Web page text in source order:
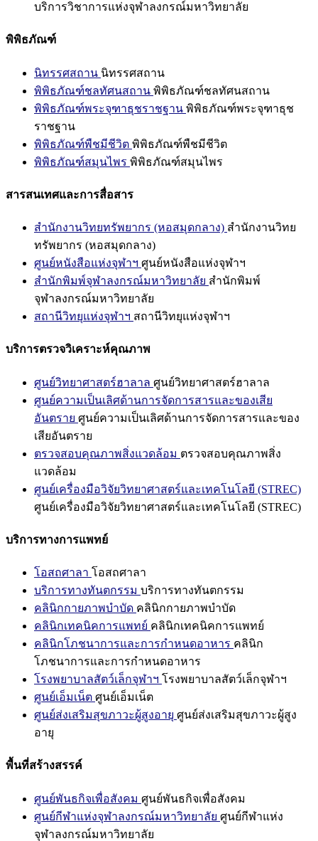
บริการวิชาการแห่งจุฬาลงกรณ์มหาวิทยาลัย
พิพิธภัณฑ์
นิทรรศสถาน นิทรรศสถาน
พิพิธภัณฑ์ชลทัศนสถาน พิพิธภัณฑ์ชลทัศนสถาน
พิพิธภัณฑ์พระจุฑาธุชราชฐาน พิพิธภัณฑ์พระจุฑาธุช
ราชฐาน
พิพิธภัณฑ์พืชมีชีวิต พิพิธภัณฑ์พืชมีชีวิต
พิพิธภัณฑ์สมุนไพร พิพิธภัณฑ์สมุนไพร
สารสนเทศและการสื่อสาร
สำนักงานวิทยทรัพยากร (หอสมุดกลาง) สำนักงานวิทย
ทรัพยากร (หอสมุดกลาง)
ศูนย์หนังสือแห่งจุฬาฯ ศูนย์หนังสือแห่งจุฬาฯ
สำนักพิมพ์จุฬาลงกรณ์มหาวิทยาลัย สำนักพิมพ์
จุฬาลงกรณ์มหาวิทยาลัย
สถานีวิทยุแห่งจุฬาฯ สถานีวิทยุแห่งจุฬาฯ
บริการตรวจวิเคราะห์คุณภาพ
ศูนย์วิทยาศาสตร์ฮาลาล ศูนย์วิทยาศาสตร์ฮาลาล
ศูนย์ความเป็นเลิศด้านการจัดการสารและของเสีย
อันตราย ศูนย์ความเป็นเลิศด้านการจัดการสารและของ
เสียอันตราย
ตรวจสอบคุณภาพสิ่งแวดล้อม ตรวจสอบคุณภาพสิ่ง
แวดล้อม
ศูนย์เครื่องมือวิจัยวิทยาศาสตร์และเทคโนโลยี (STREC)
ศูนย์เครื่องมือวิจัยวิทยาศาสตร์และเทคโนโลยี (STREC)
บริการทางการแพทย์
โอสถศาลา โอสถศาลา
บริการทางทันตกรรม บริการทางทันตกรรม
คลินิกกายภาพบำบัด คลินิกกายภาพบำบัด
คลินิกเทคนิคการแพทย์ คลินิกเทคนิคการแพทย์
คลินิกโภชนาการและการกำหนดอาหาร คลินิก
โภชนาการและการกำหนดอาหาร
โรงพยาบาลสัตว์เล็กจุฬาฯ โรงพยาบาลสัตว์เล็กจุฬาฯ
ศูนย์เอ็มเน็ต ศูนย์เอ็มเน็ต
ศูนย์ส่งเสริมสุขภาวะผู้สูงอายุ ศูนย์ส่งเสริมสุขภาวะผู้สูง
อายุ
พื้นที่สร้างสรรค์
ศูนย์พันธกิจเพื่อสังคม ศูนย์พันธกิจเพื่อสังคม
ศูนย์กีฬาแห่งจุฬาลงกรณ์มหาวิทยาลัย ศูนย์กีฬาแห่ง
จุฬาลงกรณ์มหาวิทยาลัย